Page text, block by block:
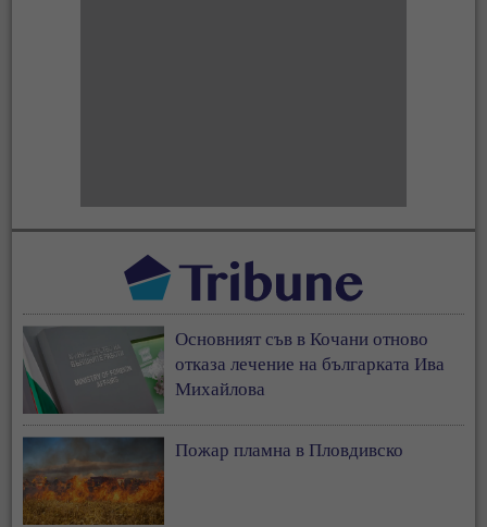
Основният съв в Кочани отново
отказа лечение на българката Ива
Михайлова
Пожар пламна в Пловдивско